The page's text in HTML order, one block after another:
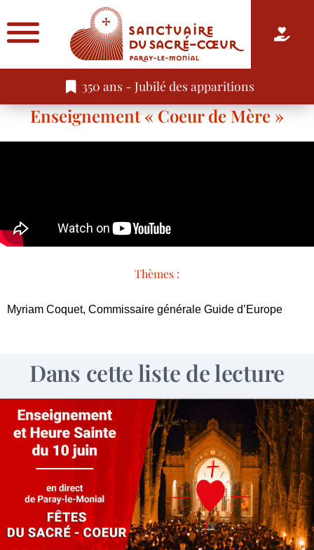
350 ans - Jubilé des apparitions
Enseignement « Coeur de Mère »
Thèmes :
Myriam Coquet, Commissaire générale Guide d’Europe
Dans cette liste de lecture